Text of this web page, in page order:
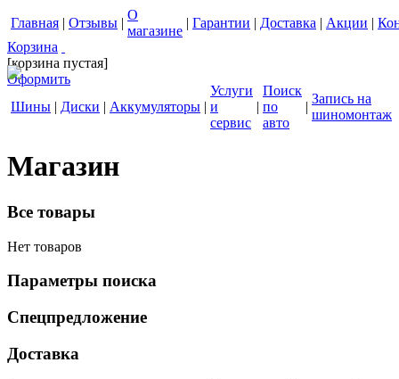
Главная | Отзывы |
О
магазине
| Гарантии | Доставка | Акции |
Корзина
[корзина пустая]
Оформить
Шины | Диски | Аккумуляторы |
Услуги
и
сервис
|
Поиск
по
авто
|
Запись на
шиномонтаж
Магазин
Все товары
Нет товаров
Параметры поиска
Спецпредложение
Доставка